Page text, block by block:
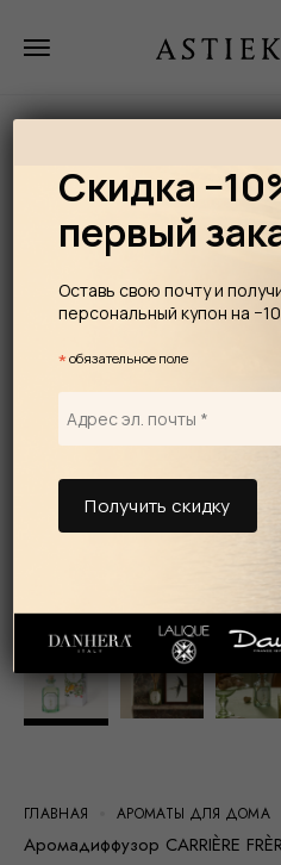
ГЛАВНАЯ АРОМАТЫ ДЛЯ ДОМА
Аромадиффузор CARRIÈRE
Скидка
первый
Оставь свою почту и
персональный купон на
* обязательное поле